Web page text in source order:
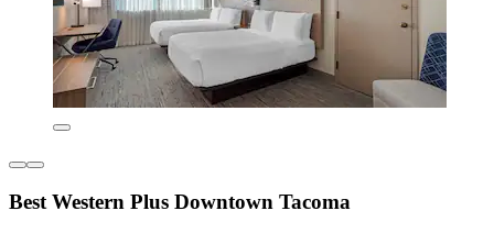
Best Western Plus Downtown Tacoma